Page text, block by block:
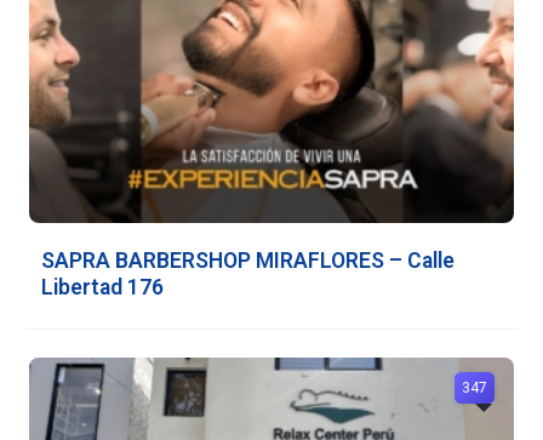
SAPRA BARBERSHOP MIRAFLORES – Calle
Libertad 176
347